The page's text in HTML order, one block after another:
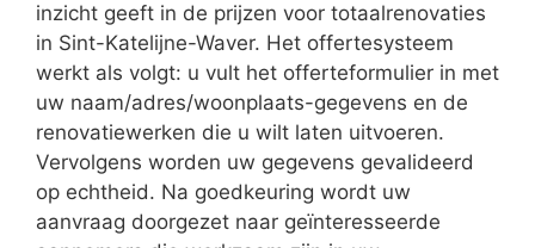
inzicht geeft in de prijzen voor totaalrenovaties
in Sint-Katelijne-Waver. Het offertesysteem
werkt als volgt: u vult het offerteformulier in met
uw naam/adres/woonplaats-gegevens en de
renovatiewerken die u wilt laten uitvoeren.
Vervolgens worden uw gegevens gevalideerd
op echtheid. Na goedkeuring wordt uw
aanvraag doorgezet naar geïnteresseerde